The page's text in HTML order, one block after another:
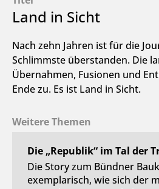
Land in Sicht
Nach zehn Jahren ist für die
Schlimmste überstanden. Die
Übernahmen, Fusionen und
Ende zu. Es ist Land in Sicht.
Weitere Themen
Die „Republik“ im Tal der
Die Story zum Bündner
exemplarisch, wie sich der